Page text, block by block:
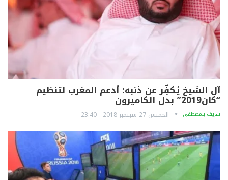
آل الشيخ يُكفِّر عن ذنبه: أدعم المغرب لتنظيم
“كان2019” بدل الكاميرون
شريف بلمصطفى الخميس 27 سبتمبر 2018 - 23:40